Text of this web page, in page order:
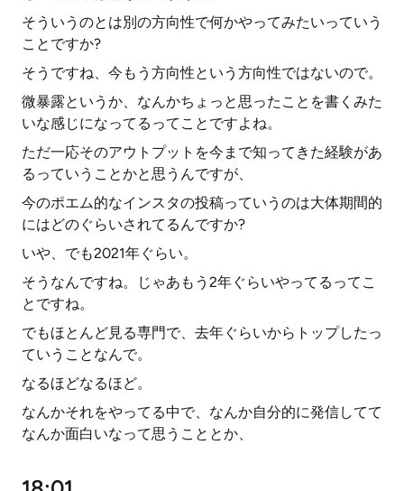
そういうのとは別の方向性で何かやってみたいっていう
ことですか?
そうですね、今もう方向性という方向性ではないので。
微暴露というか、なんかちょっと思ったことを書くみた
いな感じになってるってことですよね。
ただ一応そのアウトプットを今まで知ってきた経験があ
るっていうことかと思うんですが、
今のポエム的なインスタの投稿っていうのは大体期間的
にはどのぐらいされてるんですか?
いや、でも2021年ぐらい。
そうなんですね。じゃあもう2年ぐらいやってるってこ
とですね。
でもほとんど見る専門で、去年ぐらいからトップしたっ
ていうことなんで。
なるほどなるほど。
なんかそれをやってる中で、なんか自分的に発信してて
なんか面白いなって思うこととか、